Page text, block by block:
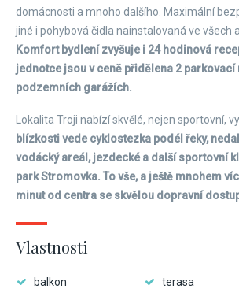
domácnosti a mnoho dalšího. Maximální
jiné i pohybová čidla nainstalovaná ve všech
Komfort bydlení zvyšuje i 24 hodinová
jednotce jsou v ceně přidělena 2 parkovací
podzemních garážích.​
Lokalita Troji nabízí skvělé, nejen sportovní,
blízkosti vede cyklostezka podél řeky,
vodácký areál, jezdecké a další sportovní
park Stromovka. To vše, a ještě mnohem
minut od centra se skvělou dopravní
Vlastnosti
balkon
terasa